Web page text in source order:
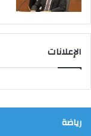
الإعلانات
رياضة